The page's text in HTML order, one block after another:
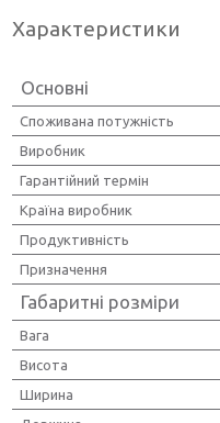
Характеристики
Основні
Споживана потужність
Виробник
Гарантійний термін
Країна виробник
Продуктивність
Призначення
Габаритні розміри
Вага
Висота
Ширина